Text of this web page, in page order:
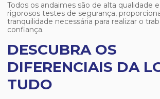
Todos os andaimes são de alta qualidade
rigorosos testes de segurança,
tranquilidade necessária para realizar o
confiança.
DESCUBRA OS
DIFERENCIAIS DA
TUDO